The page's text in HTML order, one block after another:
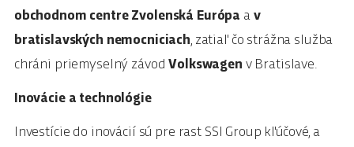
obchodnom centre Zvolenská Európa a v
bratislavských nemocniciach, zatiaľ čo strážna služba
chráni priemyselný závodVolkswagen v Bratislave.
Inovácie a technológie
Investície do inovácií sú pre rast SSI Group kľúčové, a